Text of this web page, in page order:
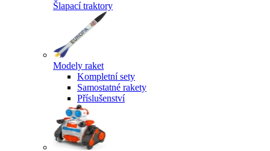
Šlapací traktory
Modely raket
Kompletní sety
Samostatné rakety
Příslušenství